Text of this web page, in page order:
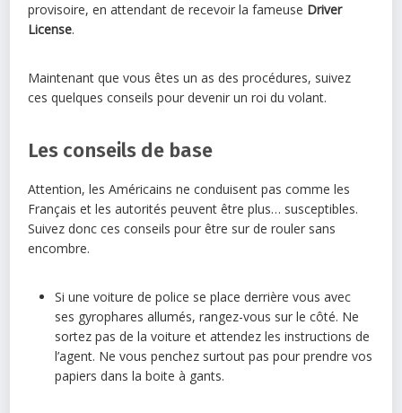
provisoire, en attendant de recevoir la fameuse Driver
License.
Maintenant que vous êtes un as des procédures, suivez
ces quelques conseils pour devenir un roi du volant.
Les conseils de base
Attention, les Américains ne conduisent pas comme les
Français et les autorités peuvent être plus… susceptibles.
Suivez donc ces conseils pour être sur de rouler sans
encombre.
Si une voiture de police se place derrière vous avec
ses gyrophares allumés, rangez-vous sur le côté. Ne
sortez pas de la voiture et attendez les instructions de
l’agent. Ne vous penchez surtout pas pour prendre vos
papiers dans la boite à gants.